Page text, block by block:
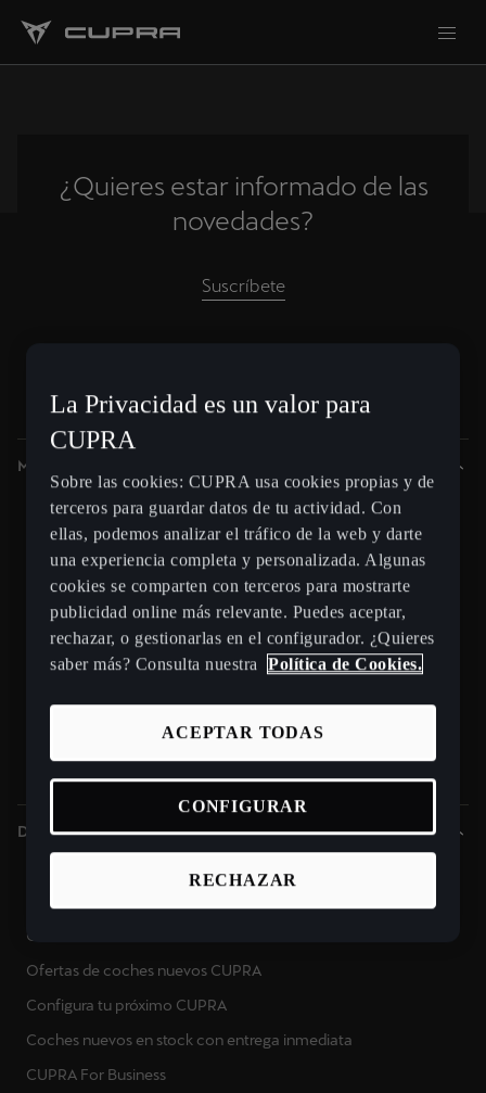
¿Quieres estar informado de las
novedades?
Suscríbete
Español
Modelos
Nuevo CUPRA Raval
Nuevo CUPRA Born 2026
Nuevo CUPRA Tavascan - SUV eléctrico
CUPRA Terramar - SUV híbrido enchufable
CUPRA Formentor e-Hybrid
CUPRA León e-HYBRID
CUPRA León Sportstourer
CUPRA Ateca - SUV compacto
Gama CUPRA e-HYBRID - coches híbridos enchufables
Descubre CUPRA
Coches de ocasión en stock
Ofertas de coches nuevos CUPRA
Configura tu próximo CUPRA
Coches nuevos en stock con entrega inmediata
CUPRA For Business
La Privacidad es un valor para
CUPRA
Sobre las cookies: CUPRA usa cookies propias y de
terceros para guardar datos de tu actividad. Con
ellas, podemos analizar el tráfico de la web y darte
una experiencia completa y personalizada. Algunas
cookies se comparten con terceros para mostrarte
publicidad online más relevante. Puedes aceptar,
rechazar, o gestionarlas en el configurador. ¿Quieres
saber más? Consulta nuestra
Política de Cookies.
RECHAZAR
ACEPTAR TODAS
CONFIGURAR